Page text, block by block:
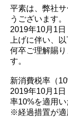
平素は、弊社
うございます。
2019年10月1
上げに伴い、
何卒ご理解賜
す。
新消費税率（
2019年10月1
率10%を適用い
※経過措置が適